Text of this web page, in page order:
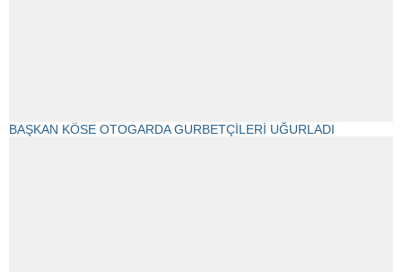
BAŞKAN KÖSE OTOGARDA GURBETÇİLERİ UĞURLADI